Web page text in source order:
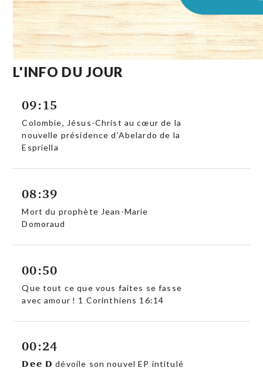
L'INFO DU JOUR
09:15
Colombie, Jésus-Christ au cœur de la
nouvelle présidence d’Abelardo de la
Espriella
08:39
Mort du prophète Jean-Marie
Domoraud
00:50
Que tout ce que vous faites se fasse
avec amour ! 1 Corinthiens 16:14
00:24
𝗗𝗲𝗲 𝗗 dévoile son nouvel EP intitulé